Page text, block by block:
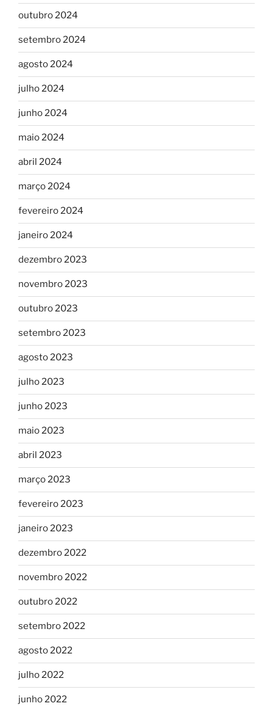
outubro 2024
setembro 2024
agosto 2024
julho 2024
junho 2024
maio 2024
abril 2024
março 2024
fevereiro 2024
janeiro 2024
dezembro 2023
novembro 2023
outubro 2023
setembro 2023
agosto 2023
julho 2023
junho 2023
maio 2023
abril 2023
março 2023
fevereiro 2023
janeiro 2023
dezembro 2022
novembro 2022
outubro 2022
setembro 2022
agosto 2022
julho 2022
junho 2022